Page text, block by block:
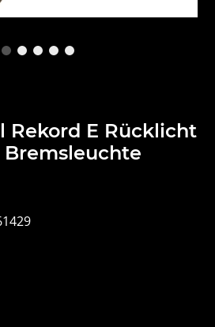
Rekord E Rücklicht